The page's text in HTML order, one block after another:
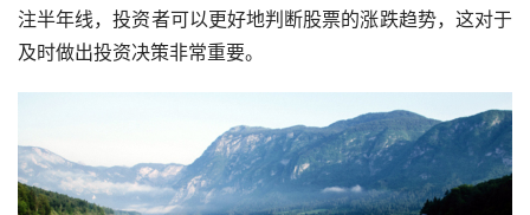
注半年线，投资者可以更好地判断股票的涨跌趋势，这对于
及时做出投资决策非常重要。